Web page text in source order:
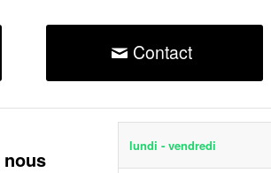
Contact
nous
lundi - vendredi